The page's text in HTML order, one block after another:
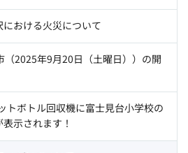
おける火災について
（2025年9月20日（土曜日））の開
トボトル回収機に富士見台小学校の
示されます！